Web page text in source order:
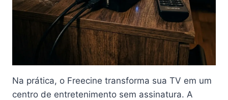
Na prática, o Freecine transforma sua TV em um
centro de entretenimento sem assinatura. A